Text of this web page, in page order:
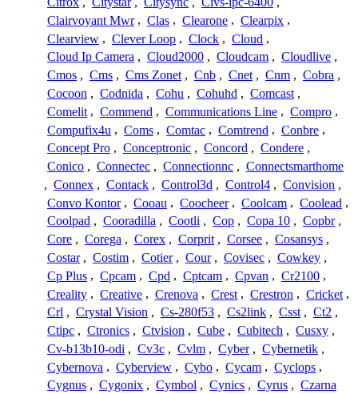
Clairvoyant Mwr , Clas , Clearone , Clearpix ,
Clearview , Clever Loop , Clock , Cloud ,
Cloud Ip Camera , Cloud2000 , Cloudcam , Cloudlive ,
Cmos , Cms , Cms Zonet , Cnb , Cnet , Cnm , Cobra ,
Cocoon , Codnida , Cohu , Cohuhd , Comcast ,
Comelit , Commend , Communications Line , Compro ,
Compufix4u , Coms , Comtac , Comtrend , Conbre ,
Concept Pro , Conceptronic , Concord , Condere ,
Conico , Connectec , Connectionnc , Connectsmarthome
, Connex , Contack , Control3d , Control4 , Convision ,
Convo Kontor , Cooau , Coocheer , Coolcam , Coolead ,
Coolpad , Cooradilla , Cootli , Cop , Copa 10 , Copbr ,
Core , Corega , Corex , Corprit , Corsee , Cosansys ,
Costar , Costim , Cotier , Cour , Covisec , Cowkey ,
Cp Plus , Cpcam , Cpd , Cptcam , Cpvan , Cr2100 ,
Creality , Creative , Crenova , Crest , Crestron , Cricket ,
Crl , Crystal Vision , Cs-280f53 , Cs2link , Csst , Ct2 ,
Ctipc , Ctronics , Ctvision , Cube , Cubitech , Cusxy ,
Cv-b13b10-odi , Cv3c , Cvlm , Cyber , Cybernetik ,
Cybernova , Cyberview , Cybo , Cycam , Cyclops ,
Cygnus , Cygonix , Cymbol , Cynics , Cyrus , Czarna